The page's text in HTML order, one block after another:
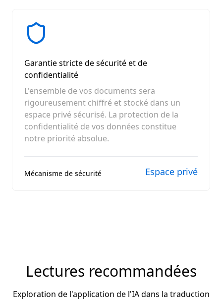
Garantie stricte de sécurité et de
confidentialité
L'ensemble de vos documents sera
rigoureusement chiffré et stocké dans un
espace privé sécurisé. La protection de la
confidentialité de vos données constitue
notre priorité absolue.
Mécanisme de sécurité Espace privé
Lectures recommandées
Exploration de l'application de l'IA dans la traduction